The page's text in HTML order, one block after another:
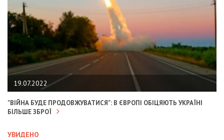
19.07.2022
"ВІЙНА БУДЕ ПРОДОВЖУВАТИСЯ": В ЄВРОПІ ОБІЦЯЮТЬ УКРАЇНІ
БІЛЬШЕ ЗБРОЇ
УВИДЕНО